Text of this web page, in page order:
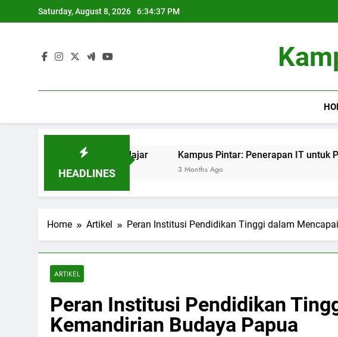
to
Saturday, August 8, 2026 6:34:38 PM
HEADLINES
Pekerjaan Pelajar Kampus Pintar: Penerapan IT untuk Proses
Home Artikel Peran Institusi Pendidikan Tinggi dalam
ARTIKEL
Peran Institusi Pendidikan
Kemandirian Budaya Papua